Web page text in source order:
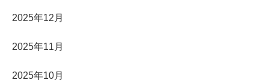
2025年12月
2025年11月
2025年10月